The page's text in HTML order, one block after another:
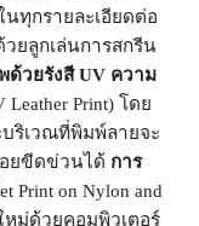
ทุกรายละเอียดต่อ
ยลูกเล่นการสกรีน
ด้วยรังสีUV ความ
Leather Print) โดย
ริเวณที่พิมพ์ลายจะ
ยขีดข่วนได้ การ
Print on Nylon and
ม่ด้วยคอมพิวเตอร์